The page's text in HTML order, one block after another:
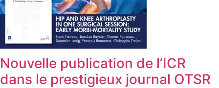
Nouvelle publication de l’ICR
dans le prestigieux journal OTSR